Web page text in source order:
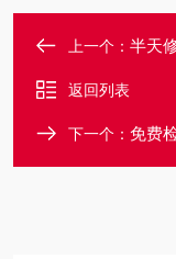
上一个： 半天修
返回列表
下一个： 免费检